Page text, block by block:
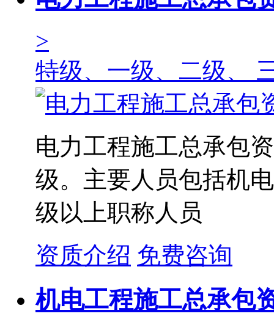
>
特级、一级、二级、
电力工程施工总承包
级。主要人员包括机
级以上职称人员
资质介绍 免费咨询
机电工程施工总承包